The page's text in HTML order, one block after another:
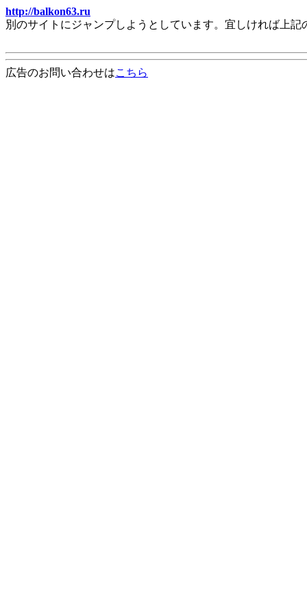
http://balkon63.ru
別のサイトにジャンプしようとしています。宜しければ上
広告のお問い合わせはこちら